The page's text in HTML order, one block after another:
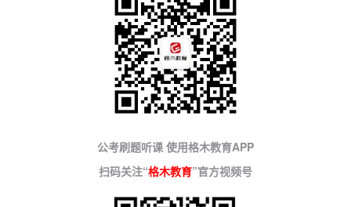
公考刷题听课 使用格木教育APP
扫码关注“格木教育”官方视频号